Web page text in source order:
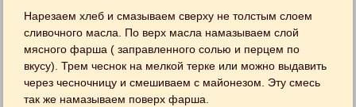
Нарезаем хлеб и смазываем сверху не толстым слоем
сливочного масла. По верх масла намазываем слой
мясного фарша ( заправленного солью и перцем по
вкусу). Трем чеснок на мелкой терке или можно выдавить
через чесночницу и смешиваем с майонезом. Эту смесь
так же намазываем поверх фарша.